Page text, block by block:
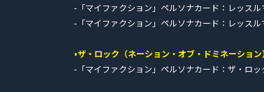
-「マイファクション」ペルソナカード：レッスル
-「マイファクション」ペルソナカード：レッスル
•ザ・ロック（ネーション・オブ・ドミネーショ
-「マイファクション」ペルソナカード：ザ・ロ